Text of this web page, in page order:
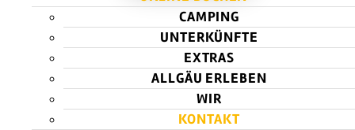
CAMPING
UNTERKÜNFTE
EXTRAS
ALLGÄU ERLEBEN
WIR
KONTAKT